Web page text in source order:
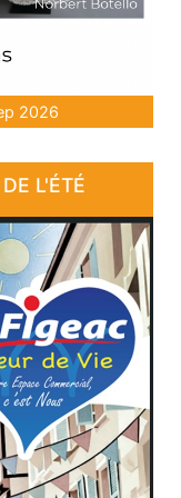
2026
L'ÉTÉ